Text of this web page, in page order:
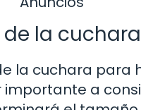
la cuchara
la cuchara para
importante a